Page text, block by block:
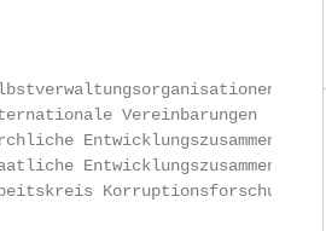
16
Vereinbarungen
Entwicklungszusammenarbeit
Korruptionsforschung